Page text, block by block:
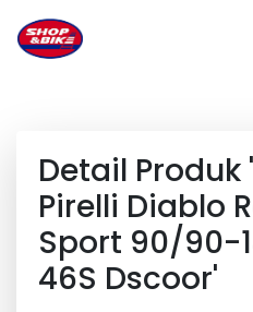
Detail Produk
Pirelli Diablo
Sport 90/90-
46S Dscoor'